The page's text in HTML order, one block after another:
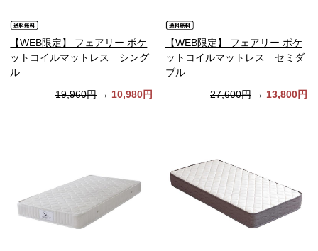
【WEB限定】 フェアリー ポケ
ットコイルマットレス シング
ル
19,960円 → 10,980円
【WEB限定】 フェアリー ポケ
ットコイルマットレス セミダ
ブル
27,600円 → 13,800円